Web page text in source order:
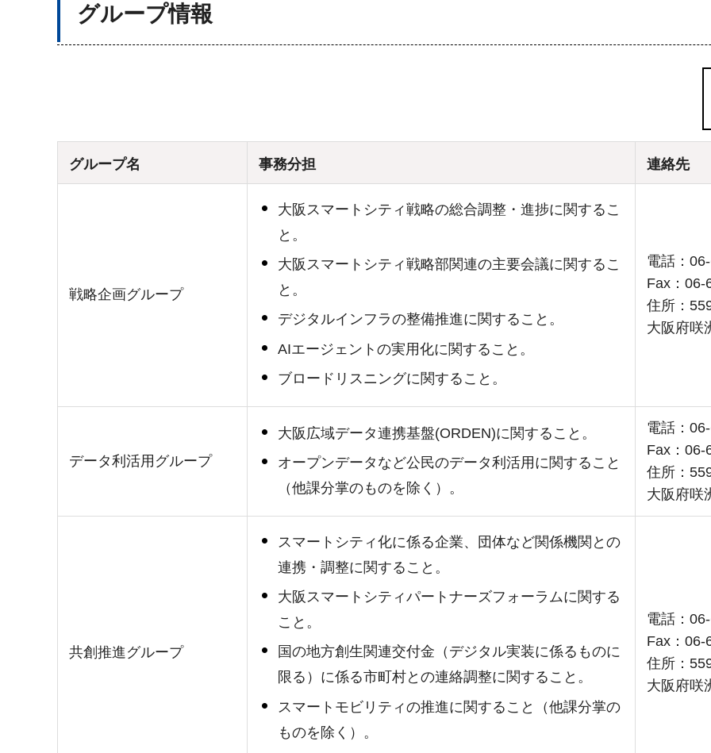
グループ情報
グループ名 事務分担 連絡先
戦略企画グループ
大阪スマートシティ戦略の総合調整・進捗に関するこ
と。
大阪スマートシティ戦略部関連の主要会議に関するこ
と。
デジタルインフラの整備推進に関すること。
AIエージェントの実用化に関すること。
ブロードリスニングに関すること。
電話：
Fax：06-
住所：
大阪府咲
データ利活用グループ
大阪広域データ連携基盤(ORDEN)に関すること。
オープンデータなど公民のデータ利活用に関すること
（他課分掌のものを除く）。
電話：
Fax：06-
住所：
大阪府咲
共創推進グループ
スマートシティ化に係る企業、団体など関係機関との
連携・調整に関すること。
大阪スマートシティパートナーズフォーラムに関する
こと。
国の地方創生関連交付金（デジタル実装に係るものに
限る）に係る市町村との連絡調整に関すること。
スマートモビリティの推進に関すること（他課分掌の
ものを除く）。
電話：
Fax：06-
住所：
大阪府咲